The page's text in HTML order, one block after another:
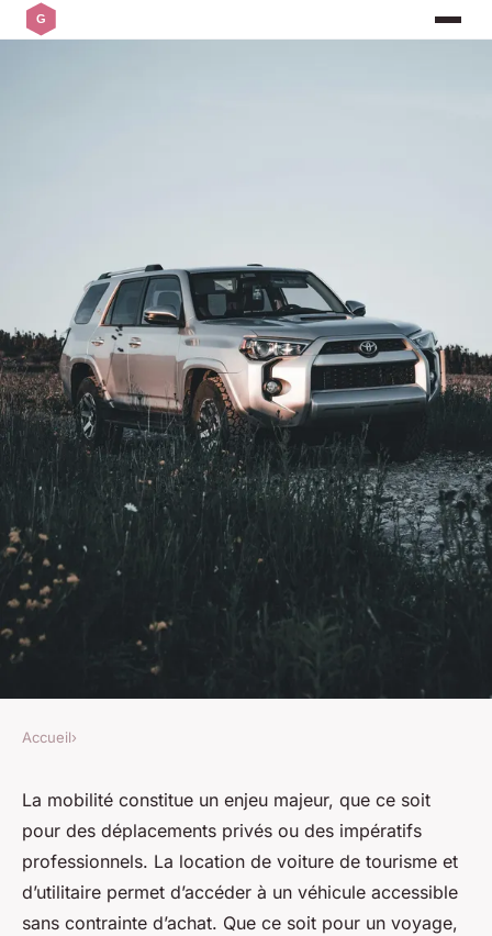
Location de voiture de
tourisme et d'utilitaire : une
solution adaptée à chaque
besoin
Accueil›
La mobilité constitue un enjeu majeur, que ce soit
pour des déplacements privés ou des impératifs
professionnels. La location de voiture de tourisme et
d’utilitaire permet d’accéder à un véhicule accessible
sans contrainte d’achat. Que ce soit pour un voyage,